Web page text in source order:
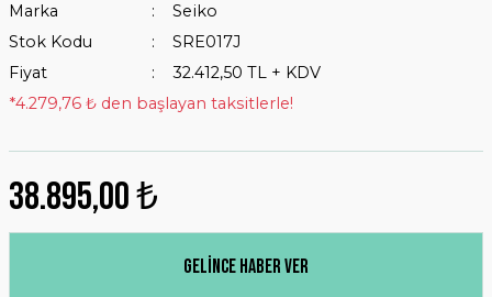
Marka
Seiko
Stok Kodu
SRE017J
Fiyat
32.412,50 TL + KDV
*4.279,76 ₺ den başlayan taksitlerle!
38.895,00 ₺
Gelince Haber Ver